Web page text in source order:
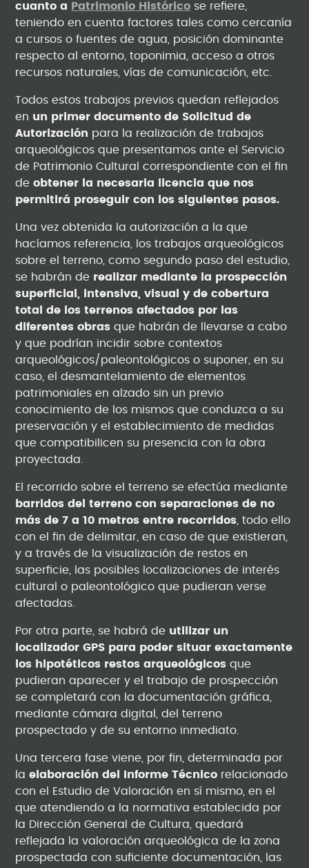
cuanto a Patrimonio Histórico se refiere,
teniendo en cuenta factores tales como cercanía
a cursos o fuentes de agua, posición dominante
respecto al entorno, toponimia, acceso a otros
recursos naturales, vías de comunicación, etc.
Todos estos trabajos previos quedan reflejados
en un primer documento de Solicitud de
Autorización para la realización de trabajos
arqueológicos que presentamos ante el Servicio
de Patrimonio Cultural correspondiente con el fin
deobtener la necesaria licencia que nos
permitirá proseguir con los siguientes pasos.
Una vez obtenida la autorización a la que
hacíamos referencia, los trabajos arqueológicos
sobre el terreno, como segundo paso del estudio,
se habrán de realizar mediante la prospección
superficial, intensiva, visual y de cobertura
total de los terrenos afectados por las
diferentes obras que habrán de llevarse a cabo
y que podrían incidir sobre contextos
arqueológicos/paleontológicos o suponer, en su
caso, el desmantelamiento de elementos
patrimoniales en alzado sin un previo
conocimiento de los mismos que conduzca a su
preservación y el establecimiento de medidas
que compatibilicen su presencia con la obra
proyectada.
El recorrido sobre el terreno se efectúa mediante
barridos del terreno con separaciones de no
más de 7 a 10 metros entre recorridos , todo ello
con el fin de delimitar, en caso de que existieran,
y a través de la visualización de restos en
superficie, las posibles localizaciones de interés
cultural o paleontológico que pudieran verse
afectadas.
Por otra parte, se habrá de utilizar un
localizador GPS para poder situar exactamente
los hipotéticos restos arqueológicos que
pudieran aparecer y el trabajo de prospección
se completará con la documentación gráfica,
mediante cámara digital, del terreno
prospectado y de su entorno inmediato.
Una tercera fase viene, por fin, determinada por
laelaboración del Informe Técnico relacionado
con el Estudio de Valoración en sí mismo, en el
que atendiendo a la normativa establecida por
la Dirección General de Cultura, quedará
reflejada la valoración arqueológica de la zona
prospectada con suficiente documentación, las